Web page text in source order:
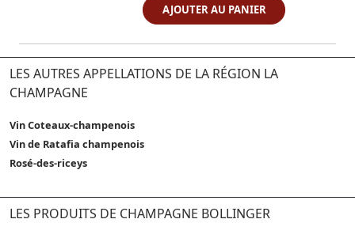
AJOUTER AU PANIER
LES AUTRES APPELLATIONS DE LA RÉGION LA
CHAMPAGNE
Vin Coteaux-champenois
Vin de Ratafia champenois
Rosé-des-riceys
LES PRODUITS DE CHAMPAGNE BOLLINGER